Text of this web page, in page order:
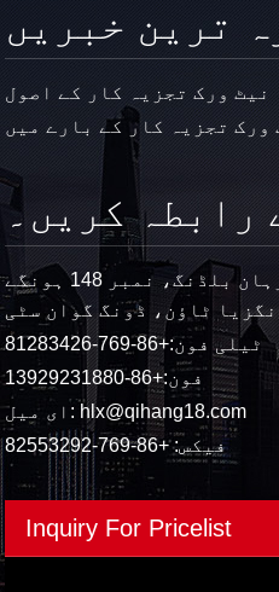
ترین خبریں
نیٹ ورک تجزیہ کار کے اصول
ورک تجزیہ کار کے بارے میں
رابطہ کریں۔
پتہ: شینگلین چوانگ زہان بلڈنگ، نمبر 148 ہونگے
ٹاؤن، ڈونگ گوان سٹی
ٹیلی فون:+86-769-81283426
فون:+86-13929231880
ای میل: hlx@qihang18.com
فیکس: +86-769-82553292
Inquiry For Pricelist